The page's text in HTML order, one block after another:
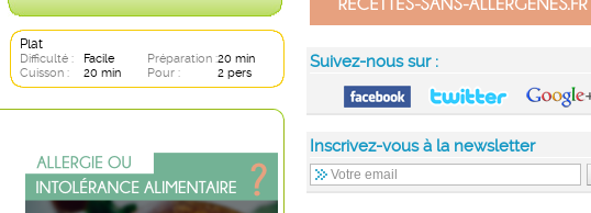
Suivez-nous sur :
Inscrivez-vous à la newsletter
Plat
Difficulté : Facile Préparation :20 min
Cuisson :
20 min Pour : 2 pers